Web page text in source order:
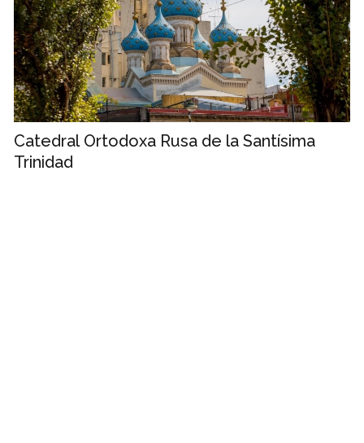
Catedral Ortodoxa Rusa de la Santísima
Trinidad